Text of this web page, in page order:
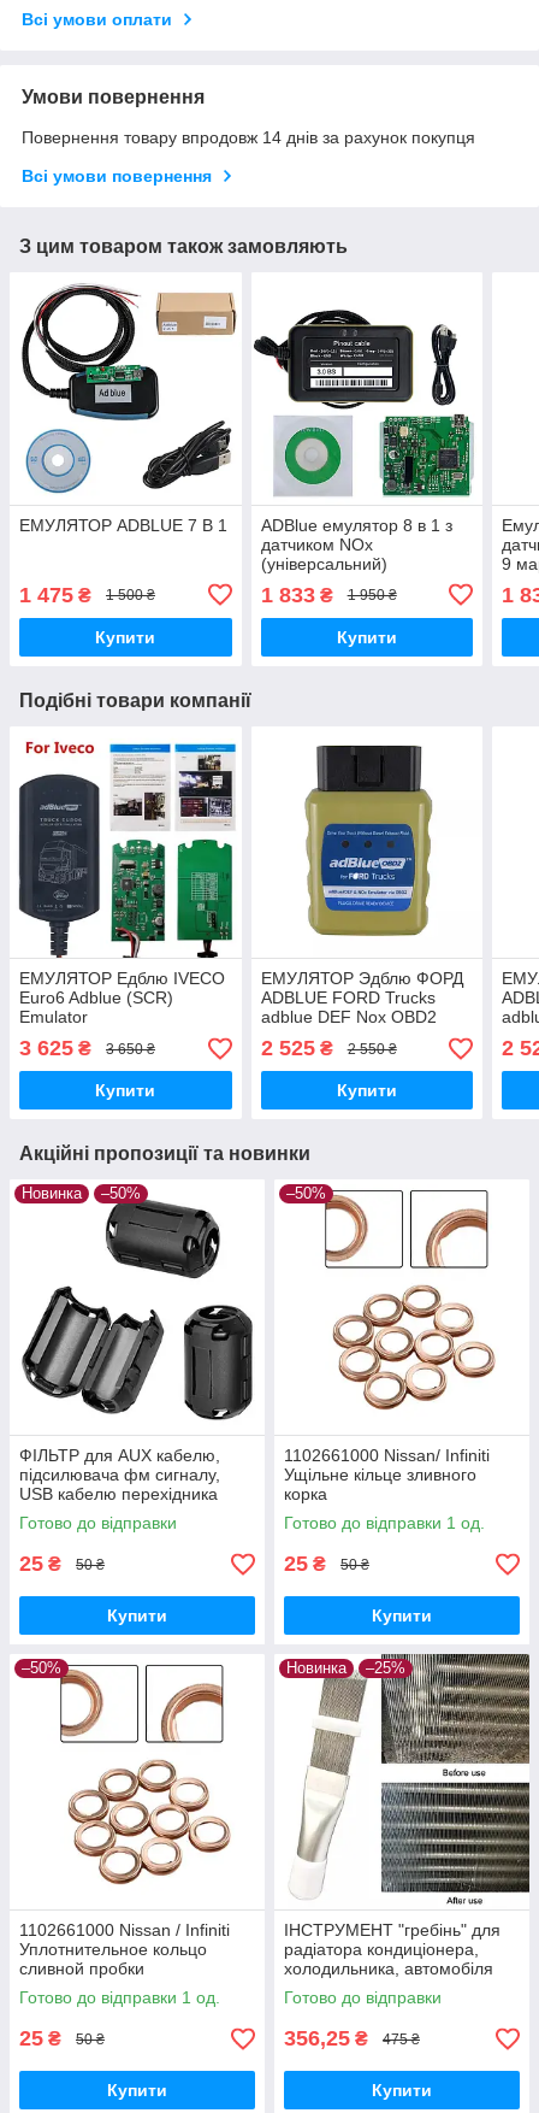
Всі умови оплати
Умови повернення
Повернення товару впродовж 14 днів за рахунок покупця
Всі умови повернення
З цим товаром також замовляють
ЕМУЛЯТОР ADBLUE 7 В 1
1 475 ₴ 1 500 ₴
Купити
ADBlue емулятор 8 в 1 з
датчиком NOx
(універсальний)
1 833₴ 1 950 ₴
Купити
9
1
Подібні товари компанії
ЕМУЛЯТОР Едблю IVECO
Euro6 Adblue (SCR)
Emulator
3 625 ₴ 3 650 ₴
Купити
ЕМУЛЯТОР Эдблю ФОРД
ADBLUE FORD Trucks
adblue DEF Nox OBD2
2 525₴ 2 550 ₴
Купити
2
Акційні пропозиції та новинки
Новинка –50%
ФІЛЬТР для AUX кабелю,
підсилювача фм сигналу,
USB кабелю перехідника
Готово до відправки
25 ₴ 50 ₴
Купити
–50%
1102661000 Nissan/ Infiniti
Ущільне кільце зливного
корка
Готово до відправки 1 од.
25 ₴ 50 ₴
Купити
–50%
1102661000 Nissan / Infiniti
Уплотнительное кольцо
сливной пробки
Готово до відправки 1 од.
25 ₴ 50 ₴
Купити
Новинка –25%
ІНСТРУМЕНТ "гребінь" для
радіатора кондиціонера,
холодильника, автомобіля
(очищення, ремонт)
Готово до відправки
356,25 ₴ 475 ₴
Купити